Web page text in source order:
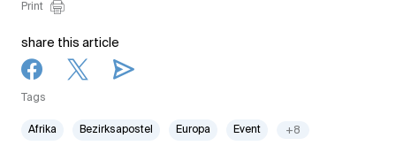
Print
share this article
Tags
Afrika Bezirksapostel Europa Event +8